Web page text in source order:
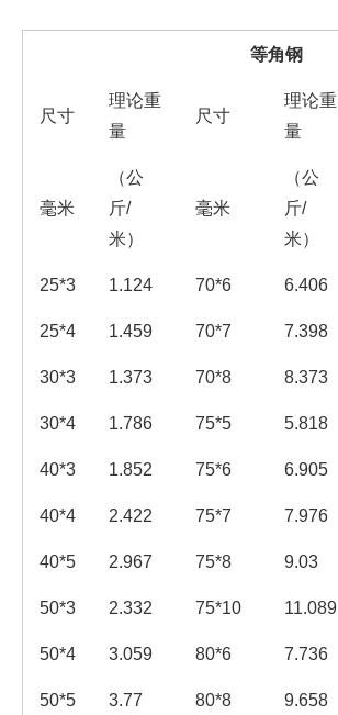
等角钢
尺寸
理论重
量
尺寸
理论重
量
毫米
（公
斤/
米）
毫米
（公
斤/
米）
25*3 1.124 70*6 6.406
25*4 1.459 70*7 7.398
30*3 1.373 70*8 8.373
30*4 1.786 75*5 5.818
40*3 1.852 75*6 6.905
40*4 2.422 75*7 7.976
40*5 2.967 75*8 9.03
50*3 2.332 75*10 11.089
50*4 3.059 80*6 7.736
50*5 3.77 80*8 9.658